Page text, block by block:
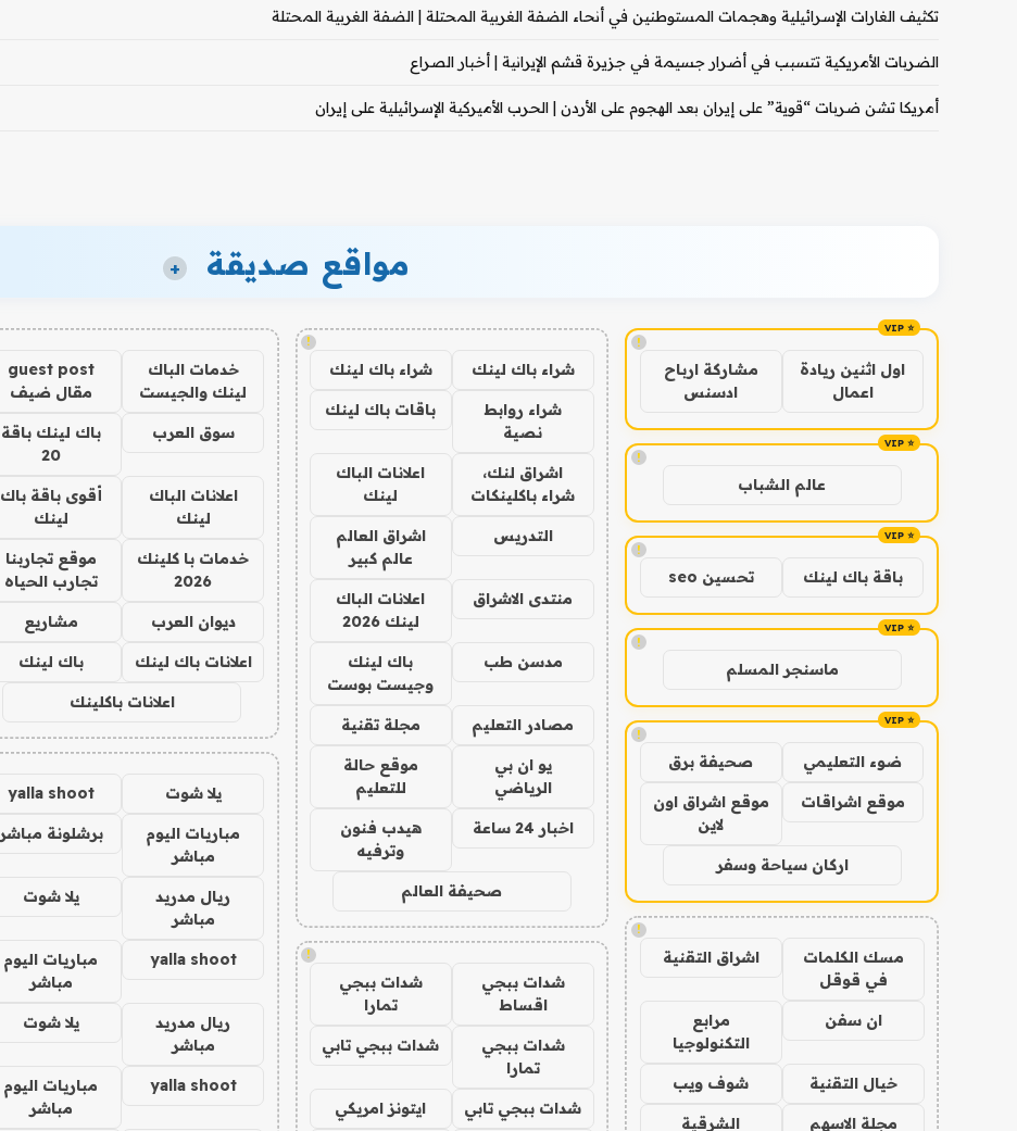
تكثيف الغارات الإسرائيلية وهجمات المستوطنين في أنحاء الضفة الغربية المحتلة | الضفة الغربية المحتلة
الضربات الأمريكية تتسبب في أضرار جسيمة في جزيرة قشم الإيرانية | أخبار الصراع
أمريكا تشن ضربات “قوية” على إيران بعد الهجوم على الأردن | الحرب الأميركية الإسرائيلية على إيران
مواقع صديقة +
!
اول اثنين ريادة
اعمال
مشاركة ارباح
ادسنس
!
عالم الشباب
!
باقة باك لينك تحسين seo
!
ماسنجر المسلم
!
ضوء التعليمي صحيفة برق
موقع اشراقات
موقع اشراق اون
لاين
اركان سياحة وسفر
!
مسك الكلمات
في قوقل
اشراق التقنية
ان سفن
مرابع
التكنولوجيا
خيال التقنية شوف ويب
مجلة الاسهم الشرقية
!
شراء باك لينك شراء باك لينك
شراء روابط
نصية
باقات باك لينك
اشراق لنك،
شراء باكلينكات
اعلانات الباك
لينك
التدريس
اشراق العالم
عالم كبير
منتدى الاشراق
اعلانات الباك
لينك 2026
مدسن طب
باك لينك
وجيست بوست
مصادر التعليم مجلة تقنية
يو ان بي
الرياضي
موقع حالة
للتعليم
اخبار 24 ساعة
هيدب فنون
وترفيه
صحيفة العالم
!
شدات ببجي
اقساط
شدات ببجي
تمارا
شدات ببجي
تمارا
شدات ببجي تابي
شدات ببجي تابي ايتونز امريكي
خدمات الباك
لينك والجيست
guest post
مقال ضيف
سوق العرب
باك لينك باقة
20
اعلانات الباك
لينك
أقوى باقة باك
لينك
خدمات با كلينك
2026
موقع تجاربنا
تجارب الحياه
ديوان العرب مشاريع
اعلانات باك لينك باك لينك
اعلانات باكلينك
يلا شوت yalla shoot
مباريات اليوم
مباشر
برشلونة مباشر
ريال مدريد
مباشر
يلا شوت
yalla shoot
مباريات اليوم
مباشر
ريال مدريد
مباشر
يلا شوت
yalla shoot
مباريات اليوم
مباشر